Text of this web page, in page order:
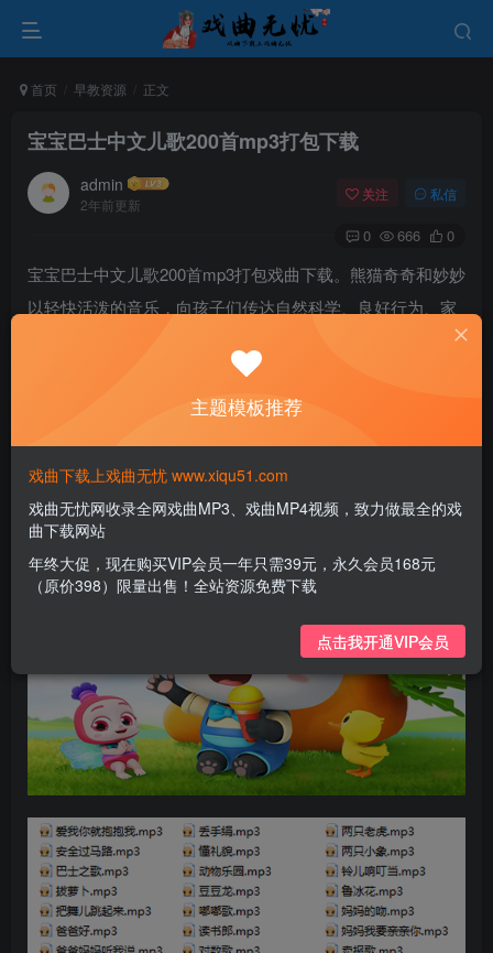
首页 早教资源 正文
宝宝巴士中文儿歌200首mp3打包下载
admin
2年前更新
关注 私信
0 666 0
宝宝巴士中文儿歌200首mp3打包戏曲下载。熊猫奇奇和妙妙
以轻快活泼的音乐，向孩子们传达自然科学、良好行为、家
庭价值观和文明礼仪。歌曲旋律简单、易记，歌词内容通常
与孩子们的日常生活、自然环境或动物有关，让他们在愉悦
的歌声中学习和成长。主题模板推荐
戏曲下载上戏曲无忧 www.xiqu51.com
戏曲无忧网收录全网戏曲MP3、戏曲MP4视频，致力做最全的戏
曲下载网站
年终大促，现在购买VIP会员一年只需39元，永久会员168元
（原价398）限量出售！全站资源免费下载
点击我开通VIP会员